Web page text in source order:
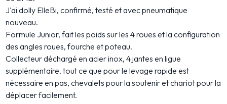
J'ai dolly ElleBi, confirmé, testé et avec pneumatique
nouveau.
Formule Junior, fait les poids sur les 4 roues et la configuration
des angles roues, fourche et poteau.
Collecteur déchargé en acier inox, 4 jantes en ligue
supplémentaire. tout ce que pour le levage rapide est
nécessaire en pas, chevalets pour la soutenir et chariot pour la
déplacer facilement.